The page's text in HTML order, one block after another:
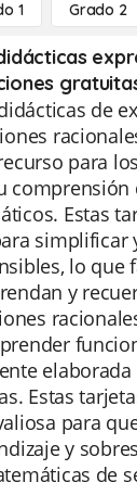
1 Grado 2
de
para
comprensión
Estas
simplificar
lo que
y
Estas
para
y
de